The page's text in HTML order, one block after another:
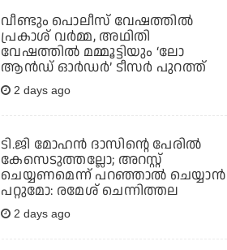
വീണ്ടും പൊലീസ് വേഷത്തിൽ
പ്രകാശ് വർമ്മ, അഥിതി
വേഷത്തിൽ മമ്മൂട്ടിയും ‘ലോ
ആൻഡ് ഓർഡർ’ ടീസർ പുറത്ത്
2 days ago
ടി.ജി മോഹന്‍ ദാസിന്റെ പേരില്‍
കേസെടുത്തല്ലോ; അറസ്റ്റ്
ചെയ്യണമെന്ന് പറഞ്ഞാല്‍ ചെയ്യാന്‍
പറ്റുമോ: രമേശ് ചെന്നിത്തല
2 days ago